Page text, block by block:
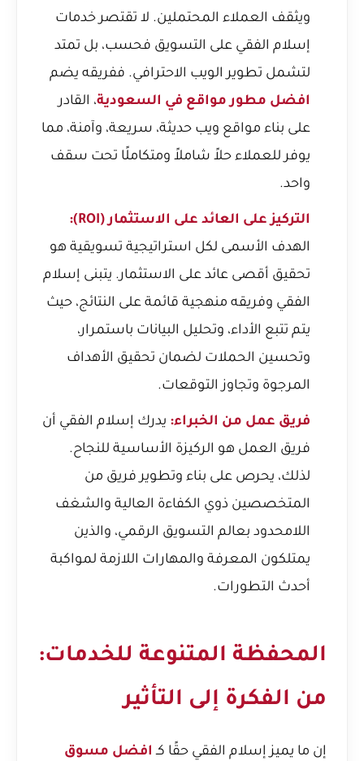
ويثقف العملاء المحتملين. لا تقتصر خدمات
إسلام الفقي على التسويق فحسب، بل تمتد
لتشمل تطوير الويب الاحترافي. ففريقه يضم
افضل مطور مواقع في السعودية، القادر
على بناء مواقع ويب حديثة، سريعة، وآمنة، مما
يوفر للعملاء حلاً شاملاً ومتكاملًا تحت سقف
واحد.
التركيز على العائد على الاستثمار (ROI):
الهدف الأسمى لكل استراتيجية تسويقية هو
تحقيق أقصى عائد على الاستثمار. يتبنى إسلام
الفقي وفريقه منهجية قائمة على النتائج، حيث
يتم تتبع الأداء، وتحليل البيانات باستمرار،
وتحسين الحملات لضمان تحقيق الأهداف
المرجوة وتجاوز التوقعات.
فريق عمل من الخبراء: يدرك إسلام الفقي أن
فريق العمل هو الركيزة الأساسية للنجاح.
لذلك، يحرص على بناء وتطوير فريق من
المتخصصين ذوي الكفاءة العالية والشغف
اللامحدود بعالم التسويق الرقمي، والذين
يمتلكون المعرفة والمهارات اللازمة لمواكبة
أحدث التطورات.
المحفظة المتنوعة للخدمات:
من الفكرة إلى التأثير
إن ما يميز إسلام الفقي حقًا كـ افضل مسوق